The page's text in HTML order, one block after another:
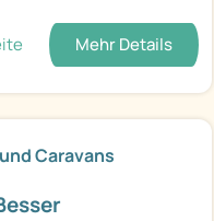
Mehr Details
Caravans